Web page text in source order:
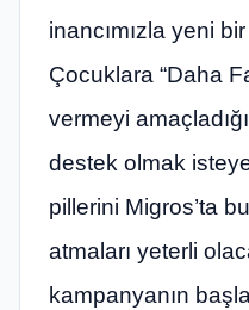
inancımızla yeni
Çocuklara “Daha
vermeyi
destek olmak
pillerini Migros’ta
atmaları yeterli
kampanyanın